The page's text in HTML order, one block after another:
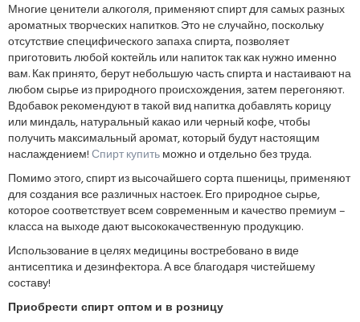
Многие ценители алкоголя, применяют спирт для самых разных
ароматных творческих напитков. Это не случайно, поскольку
отсутствие специфического запаха спирта, позволяет
приготовить любой коктейль или напиток так как нужно именно
вам. Как принято, берут небольшую часть спирта и настаивают на
любом сырье из природного происхождения, затем перегоняют.
Вдобавок рекомендуют в такой вид напитка добавлять корицу
или миндаль, натуральный какао или черный кофе, чтобы
получить максимальный аромат, который будут настоящим
наслаждением!Спирт купитьможно и отдельно без труда.
Помимо этого, спирт из высочайшего сорта пшеницы, применяют
для создания все различных настоек. Его природное сырье,
которое соответствует всем современным и качество премиум –
класса на выходе дают высококачественную продукцию.
Использование в целях медицины востребовано в виде
антисептика и дезинфектора. А все благодаря чистейшему
составу!
Приобрести спирт оптом и в розницу